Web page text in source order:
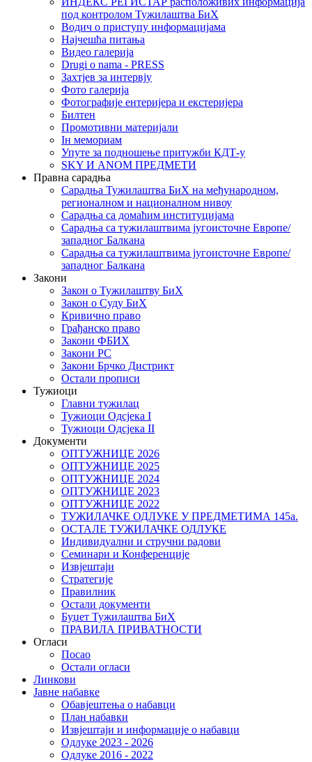
под контролом Тужилаштва БиХ
Водич о приступу информацијама
Најчешћа питања
Видео галерија
Drugi o nama - PRESS
Захтјев за интервју
Фото галерија
Фотографије ентеријера и екстеријера
Билтен
Промотивни материјали
Iн мемориам
Упуте за подношење притужби КДТ-у
SKY И ANOM ПРЕДМЕТИ
Правна сарадња
Сарадња Тужилаштва БиХ на међународном,
регионалном и националном нивоу
Сарадња са домаћим институцијама
Сарадња са тужилаштвима југоисточне Европе/
западног Балкана
Сарадња са тужилаштвима југоисточне Европе/
западног Балкана
Закони
Закон о Тужилаштву БиХ
Закон о Суду БиХ
Кривично право
Грађанско право
Закони ФБИХ
Закони РС
Закони Брчко Дистрикт
Остали прописи
Тужиоци
Главни тужилац
Тужиоци Oдсјекa I
Тужиоци Oдсјекa II
Документи
ОПТУЖНИЦЕ 2026
ОПТУЖНИЦЕ 2025
ОПТУЖНИЦЕ 2024
ОПТУЖНИЦЕ 2023
ОПТУЖНИЦЕ 2022
ТУЖИЛАЧКЕ ОДЛУКЕ У ПРЕДМЕТИМА 145а.
ОСТАЛЕ ТУЖИЛАЧКЕ ОДЛУКЕ
Индивидуални и стручни радови
Семинари и Конференције
Извјештаји
Стратегије
Правилник
Остали документи
Буџет Тужилаштва БиХ
ПРАВИЛА ПРИВАТНОСТИ
Огласи
Посао
Остали огласи
Линкови
Јавне набавке
Обавјештења о набавци
План набавки
Извјештаји и информације о набавци
Одлуке 2023 - 2026
Одлуке 2016 - 2022